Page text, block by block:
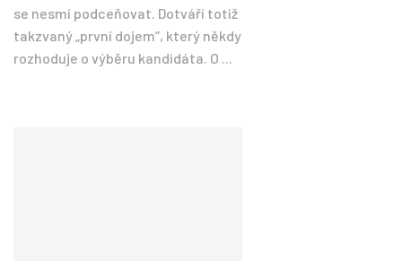
se nesmí podceňovat. Dotváří totiž
takzvaný „první dojem“, který někdy
rozhoduje o výběru kandidáta. O ...